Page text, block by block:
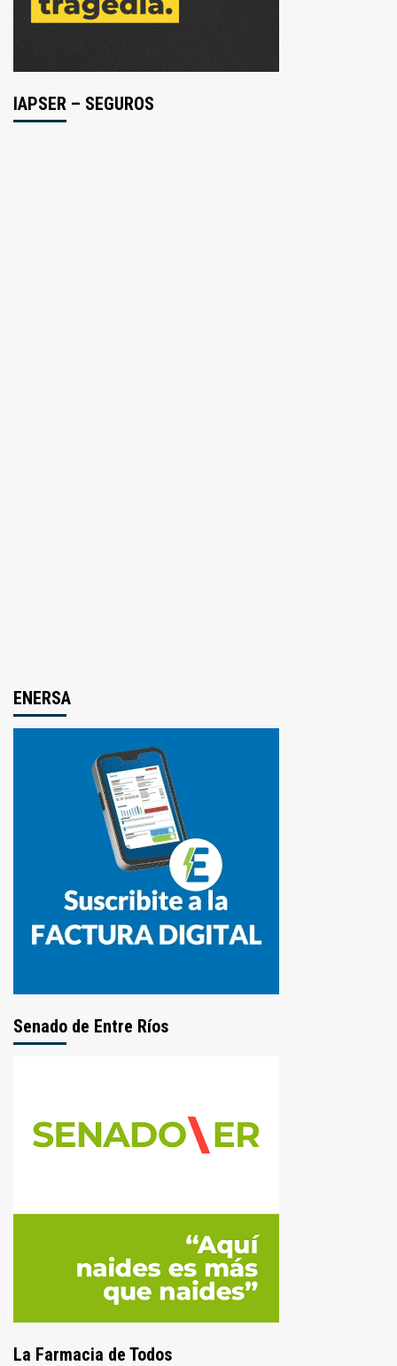
IAPSER – SEGUROS
ENERSA
Senado de Entre Ríos
La Farmacia de Todos